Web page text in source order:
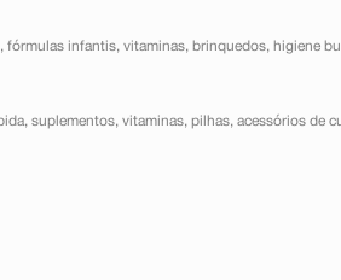
infantis, vitaminas, brinquedos, higiene
suplementos, vitaminas, pilhas, acessórios de